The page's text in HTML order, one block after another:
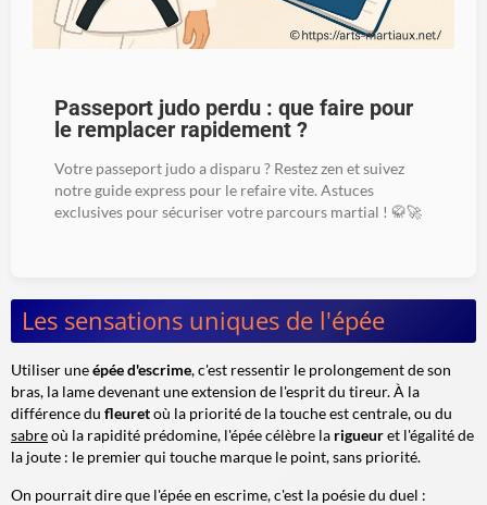
Passeport judo perdu : que faire pour
le remplacer rapidement ?
Votre passeport judo a disparu ? Restez zen et suivez
notre guide express pour le refaire vite. Astuces
exclusives pour sécuriser votre parcours martial ! 🥋🚀
Les sensations uniques de l'épée
Utiliser uneépée d'escrime, c'est ressentir le prolongement de son
bras, la lame devenant une extension de l'esprit du tireur. À la
différence du fleuretoù la priorité de la touche est centrale, ou du
sabreoù la rapidité prédomine, l'épée célèbre la rigueuret l'égalité de
la joute : le premier qui touche marque le point, sans priorité.
On pourrait dire que l'épée en escrime, c'est la poésie du duel :